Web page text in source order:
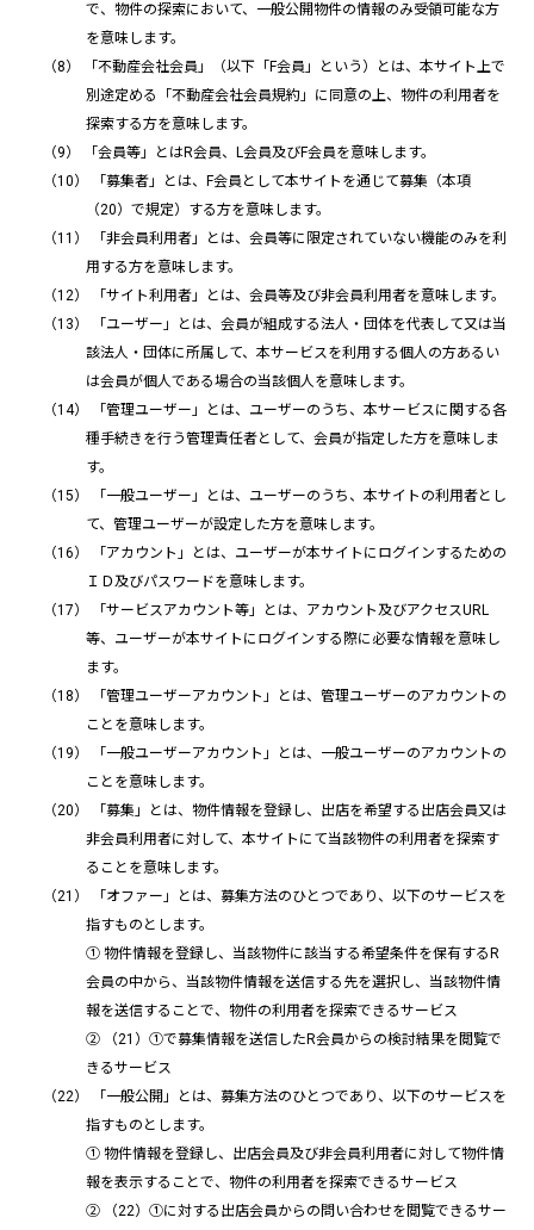
で、物件の探索において、一般公開物件の情報のみ受領可能な方
を意味します。
「不動産会社会員」（以下「F会員」という）とは、本サイト上で
別途定める「不動産会社会員規約」に同意の上、物件の利用者を
探索する方を意味します。
「会員等」とはR会員、L会員及びF会員を意味します。
「募集者」とは、F会員として本サイトを通じて募集（本項
（20）で規定）する方を意味します。
「非会員利用者」とは、会員等に限定されていない機能のみを利
用する方を意味します。
「サイト利用者」とは、会員等及び非会員利用者を意味します。
「ユーザー」とは、会員が組成する法人・団体を代表して又は当
該法人・団体に所属して、本サービスを利用する個人の方あるい
は会員が個人である場合の当該個人を意味します。
「管理ユーザー」とは、ユーザーのうち、本サービスに関する各
種手続きを行う管理責任者として、会員が指定した方を意味しま
す。
「一般ユーザー」とは、ユーザーのうち、本サイトの利用者とし
て、管理ユーザーが設定した方を意味します。
「アカウント」とは、ユーザーが本サイトにログインするための
ＩＤ及びパスワードを意味します。
「サービスアカウント等」とは、アカウント及びアクセスURL
等、ユーザーが本サイトにログインする際に必要な情報を意味し
ます。
「管理ユーザーアカウント」とは、管理ユーザーのアカウントの
ことを意味します。
「一般ユーザーアカウント」とは、一般ユーザーのアカウントの
ことを意味します。
「募集」とは、物件情報を登録し、出店を希望する出店会員又は
非会員利用者に対して、本サイトにて当該物件の利用者を探索す
ることを意味します。
「オファー」とは、募集方法のひとつであり、以下のサービスを
指すものとします。
① 物件情報を登録し、当該物件に該当する希望条件を保有するR
会員の中から、当該物件情報を送信する先を選択し、当該物件情
報を送信することで、物件の利用者を探索できるサービス
② （21）①で募集情報を送信したR会員からの検討結果を閲覧で
きるサービス
「一般公開」とは、募集方法のひとつであり、以下のサービスを
指すものとします。
① 物件情報を登録し、出店会員及び非会員利用者に対して物件情
報を表示することで、物件の利用者を探索できるサービス
② （22）①に対する出店会員からの問い合わせを閲覧できるサー